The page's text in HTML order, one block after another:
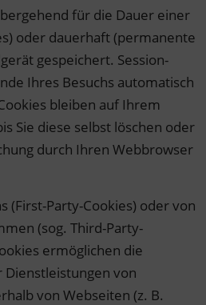
für die Dauer einer
oder dauerhaft (permanente
gespeichert. Session-
Ihres Besuchs automatisch
bleiben auf Ihrem
Sie diese selbst löschen oder
durch Ihren Webbrowser
(First-Party-Cookies) oder von
(sog. Third-Party-
ermöglichen die
von
von Webseiten (z. B.